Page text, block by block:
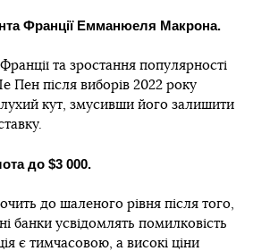
Франції Емманюеля Макрона.
та зростання популярності
Пен після виборів 2022 року
кут, змусивши його залишити
до $3 000.
до шаленого рівня після того,
банки усвідомлять помилковість
є тимчасовою, а високі ціни